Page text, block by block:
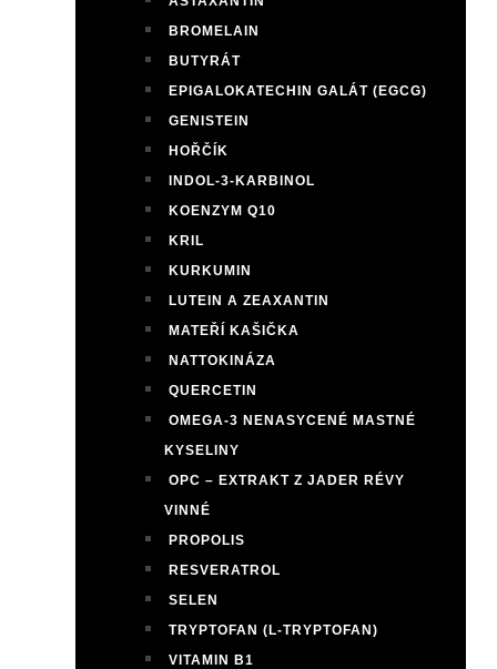
BROMELAIN
BUTYRÁT
EPIGALOKATECHIN GALÁT (EGCG)
GENISTEIN
HOŘČÍK
INDOL-3-KARBINOL
KOENZYM Q10
KRIL
KURKUMIN
LUTEIN A ZEAXANTIN
MATEŘÍ KAŠIČKA
NATTOKINÁZA
QUERCETIN
OMEGA-3 NENASYCENÉ MASTNÉ
KYSELINY
OPC – EXTRAKT Z JADER RÉVY
VINNÉ
PROPOLIS
RESVERATROL
SELEN
TRYPTOFAN (L-TRYPTOFAN)
VITAMIN B1